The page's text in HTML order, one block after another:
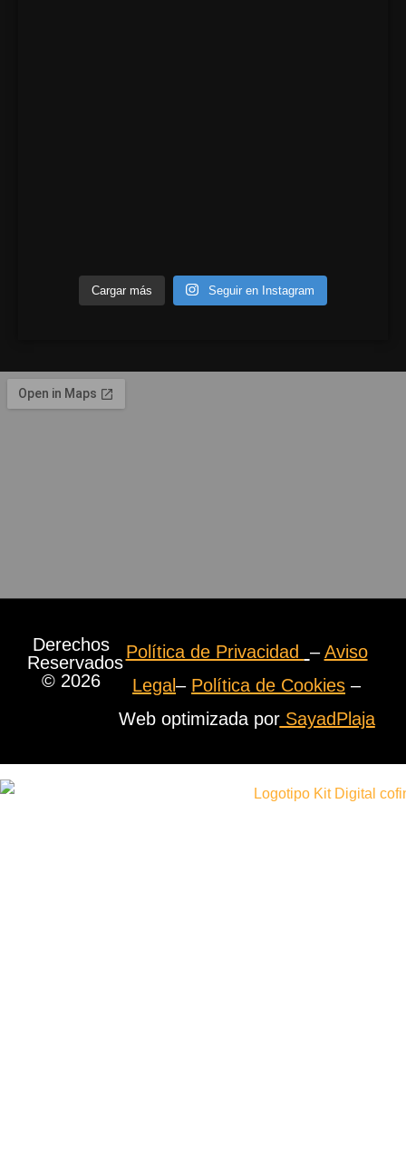
Cargar más Seguir en Instagram
Derechos
Reservados
© 2026
Política de Privacidad –Aviso
Legal– Política de Cookies –
Web optimizada porSayadPlaja